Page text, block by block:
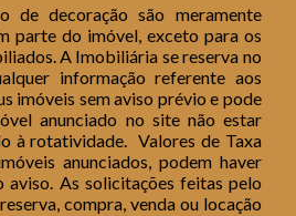
de decoração são meramente
parte do imóvel, exceto para os
A Imobiliária se reserva no
informação referente aos
imóveis sem aviso prévio e pode
anunciado no site não estar
à rotatividade.Valores de Taxa
anunciados, podem haver
aviso. As solicitações feitas pelo
compra, venda ou locação